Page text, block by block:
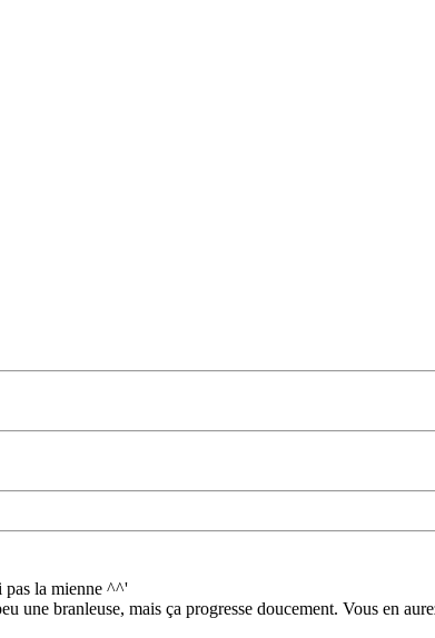
pas la mienne ^^'
une branleuse, mais ça progresse doucement. Vous en